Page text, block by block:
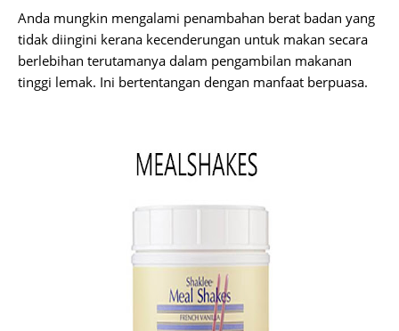
Anda mungkin mengalami penambahan berat badan yang
tidak diingini kerana kecenderungan untuk makan secara
berlebihan terutamanya dalam pengambilan makanan
tinggi lemak. Ini bertentangan dengan manfaat berpuasa.